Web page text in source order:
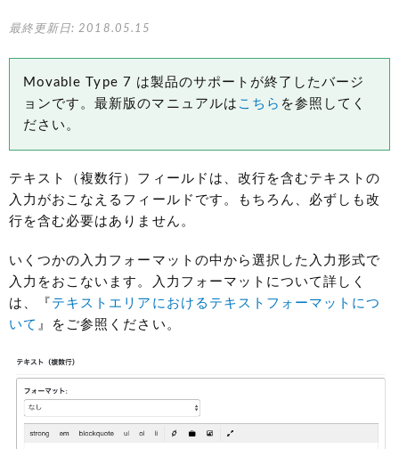
最終更新日: 2018.05.15
Movable Type 7 は製品のサポートが終了したバージ
ョンです。最新版のマニュアルは こちら を参照してく
ださい。
テキスト（複数行）フィールドは、改行を含むテキストの
入力がおこなえるフィールドです。もちろん、必ずしも改
行を含む必要はありません。
いくつかの入力フォーマットの中から選択した入力形式で
入力をおこないます。入力フォーマットについて詳しく
は、『 テキストエリアにおけるテキストフォーマットにつ
いて 』をご参照ください。